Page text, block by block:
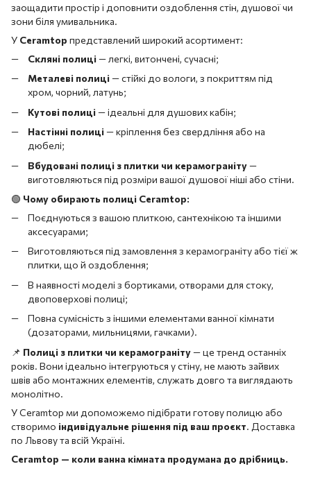
заощадити простір і доповнити оздоблення стін, душової чи
зони біля умивальника.
У Ceramtop представлений широкий асортимент:
Скляні полиці— легкі, витончені, сучасні;
Металеві полиці— стійкі до вологи, з покриттям під
хром, чорний, латунь;
Кутові полиці— ідеальні для душових кабін;
Настінні полиці— кріплення без свердління або на
дюбелі;
Вбудовані полиці з плитки чи керамограніту—
виготовляються під розміри вашої душової ніші або стіни.
🟢 Чому обирають полиці Ceramtop:
Поєднуються з вашою плиткою, сантехнікою та іншими
аксесуарами;
Виготовляються під замовлення з керамограніту або тієї ж
плитки, що й оздоблення;
В наявності моделі з бортиками, отворами для стоку,
двоповерхові полиці;
Повна сумісність з іншими елементами ванної кімнати
(дозаторами, мильницями, гачками).
📌 Полиці з плитки чи керамограніту— це тренд останніх
років. Вони ідеально інтегруються у стіну, не мають зайвих
швів або монтажних елементів, служать довго та виглядають
монолітно.
У Ceramtop ми допоможемо підібрати готову полицю або
створимо індивідуальне рішення під ваш проєкт. Доставка
по Львову та всій Україні.
Ceramtop — коли ванна кімната продумана до дрібниць.